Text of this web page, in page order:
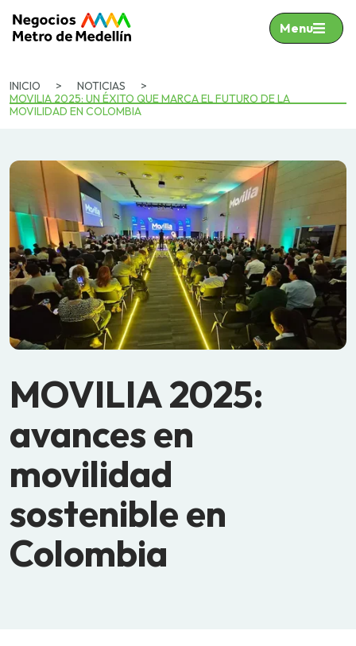
Menu
INICIO > NOTICIAS
>
MOVILIA 2025: UN ÉXITO QUE MARCA EL FUTURO DE LA
MOVILIDAD EN COLOMBIA
MOVILIA 2025:
avances en
movilidad
sostenible en
Colombia